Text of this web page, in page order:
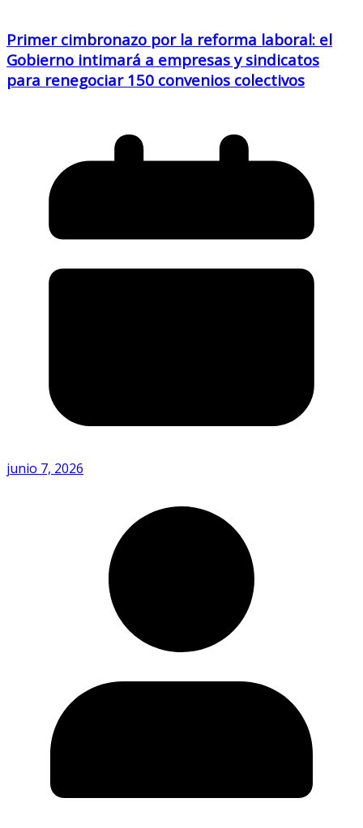
Primer cimbronazo por la reforma laboral: el
Gobierno intimará a empresas y sindicatos
para renegociar 150 convenios colectivos
junio 7, 2026